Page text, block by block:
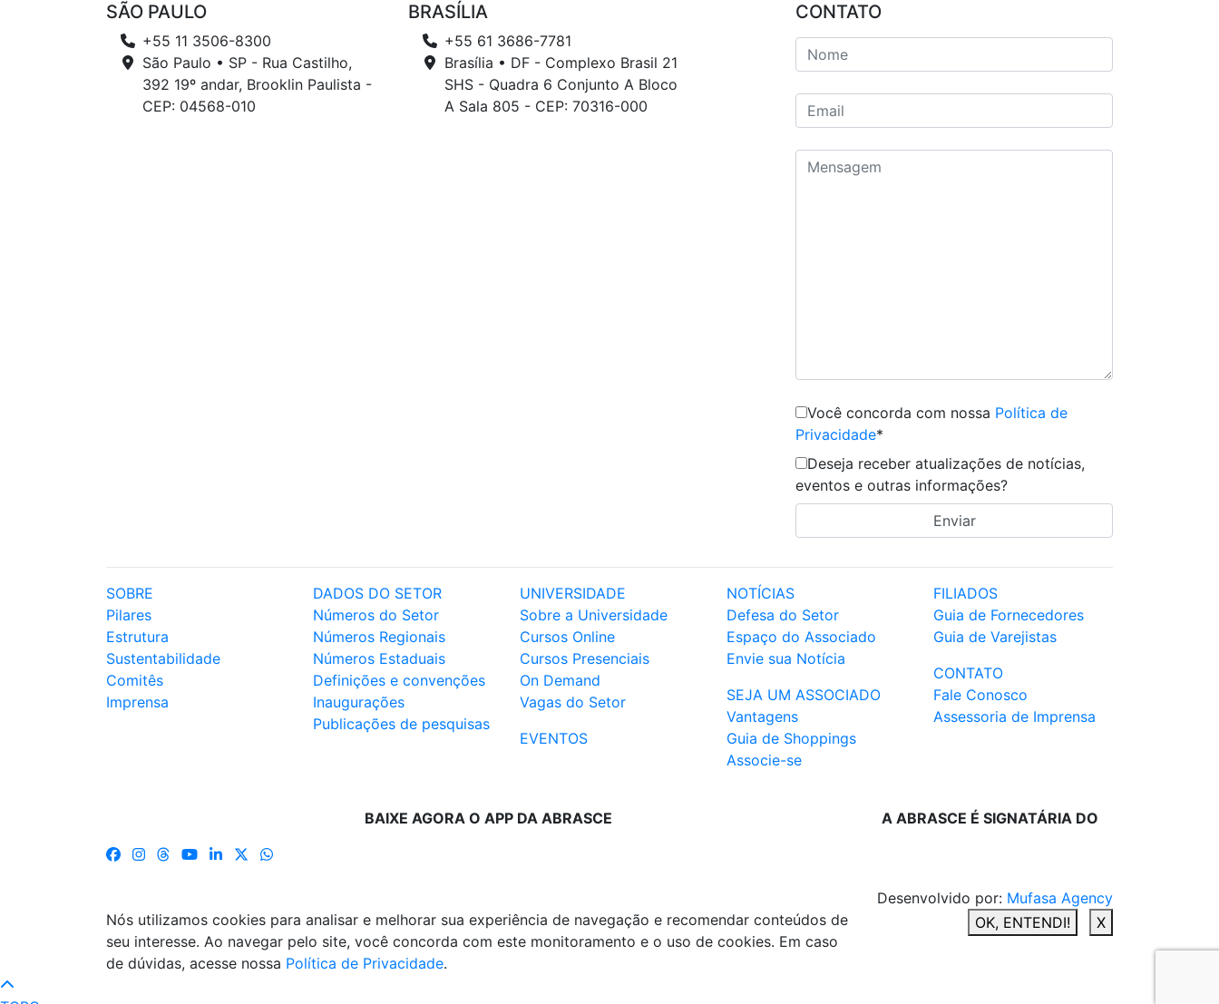
SÃO PAULO
+55 11 3506-8300
São Paulo • SP - Rua Castilho,
392 19º andar, Brooklin Paulista -
CEP: 04568-010
BRASÍLIA
+55 61 3686-7781
Brasília • DF - Complexo Brasil 21
SHS - Quadra 6 Conjunto A Bloco
A Sala 805 - CEP: 70316-000
CONTATO
Você concorda com nossa Política de
Privacidade*
Deseja receber atualizações de notícias,
eventos e outras informações?
SOBRE
Pilares
Estrutura
Sustentabilidade
Comitês
Imprensa
DADOS DO SETOR
Números do Setor
Números Regionais
Números Estaduais
Definições e convenções
Inaugurações
Publicações de pesquisas
UNIVERSIDADE
Sobre a Universidade
Cursos Online
Cursos Presenciais
On Demand
Vagas do Setor
EVENTOS
NOTÍCIAS
Defesa do Setor
Espaço do Associado
Envie sua Notícia
SEJA UM ASSOCIADO
Vantagens
Guia de Shoppings
Associe-se
FILIADOS
Guia de Fornecedores
Guia de Varejistas
CONTATO
Fale Conosco
Assessoria de Imprensa
BAIXE AGORA O APP DA ABRASCE A ABRASCE É SIGNATÁRIA DO
Desenvolvido por: Mufasa Agency
Nós utilizamos cookies para analisar e melhorar sua experiência de navegação e recomendar conteúdos de
seu interesse. Ao navegar pelo site, você concorda com este monitoramento e o uso de cookies. Em caso
de dúvidas, acesse nossa Política de Privacidade.
OK, ENTENDI! X